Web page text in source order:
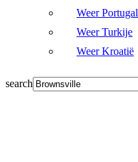
Weer Portugal
Weer Turkije
Weer Kroatië
search